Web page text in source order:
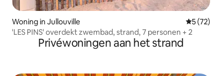
Woning in Jullouville
5 (72)
'LES PINS' overdekt zwembad, strand, 7 personen + 2
Privéwoningen aan het strand